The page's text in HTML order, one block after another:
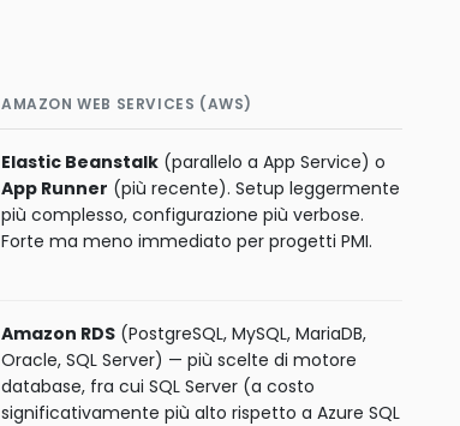
AMAZON WEB SERVICES (AWS)
Elastic Beanstalk (parallelo a App Service) o
App Runner (più recente). Setup leggermente
più complesso, configurazione più verbose.
Forte ma meno immediato per progetti PMI.
Amazon RDS (PostgreSQL, MySQL, MariaDB,
Oracle, SQL Server) — più scelte di motore
database, fra cui SQL Server (a costo
significativamente più alto rispetto a Azure SQL